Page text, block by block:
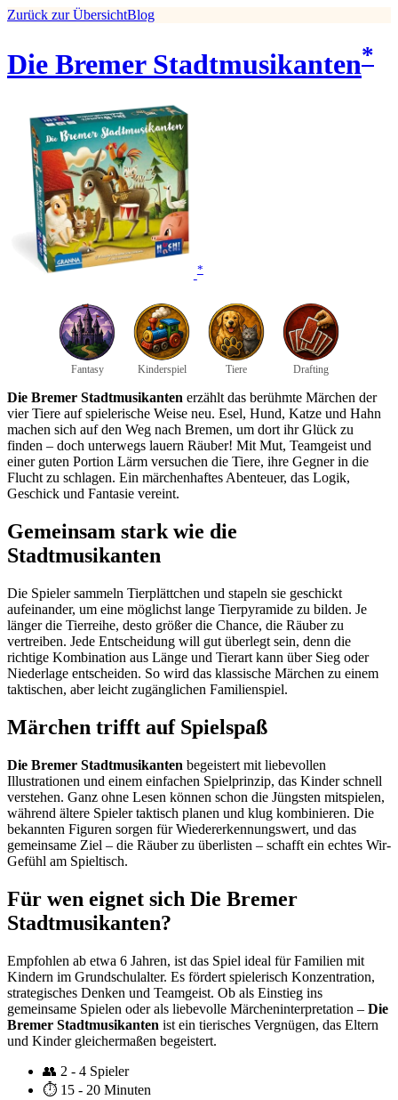
Zurück zur ÜbersichtBlog
Die Bremer Stadtmusikanten*
*
Fantasy Kinderspiel Tiere Drafting
Die Bremer Stadtmusikanten erzählt das berühmte Märchen der
vier Tiere auf spielerische Weise neu. Esel, Hund, Katze und Hahn
machen sich auf den Weg nach Bremen, um dort ihr Glück zu
finden – doch unterwegs lauern Räuber! Mit Mut, Teamgeist und
einer guten Portion Lärm versuchen die Tiere, ihre Gegner in die
Flucht zu schlagen. Ein märchenhaftes Abenteuer, das Logik,
Geschick und Fantasie vereint.
Gemeinsam stark wie die
Stadtmusikanten
Die Spieler sammeln Tierplättchen und stapeln sie geschickt
aufeinander, um eine möglichst lange Tierpyramide zu bilden. Je
länger die Tierreihe, desto größer die Chance, die Räuber zu
vertreiben. Jede Entscheidung will gut überlegt sein, denn die
richtige Kombination aus Länge und Tierart kann über Sieg oder
Niederlage entscheiden. So wird das klassische Märchen zu einem
taktischen, aber leicht zugänglichen Familienspiel.
Märchen trifft auf Spielspaß
Die Bremer Stadtmusikanten begeistert mit liebevollen
Illustrationen und einem einfachen Spielprinzip, das Kinder schnell
verstehen. Ganz ohne Lesen können schon die Jüngsten mitspielen,
während ältere Spieler taktisch planen und klug kombinieren. Die
bekannten Figuren sorgen für Wiedererkennungswert, und das
gemeinsame Ziel – die Räuber zu überlisten – schafft ein echtes Wir-
Gefühl am Spieltisch.
Für wen eignet sich Die Bremer
Stadtmusikanten?
Empfohlen ab etwa 6 Jahren, ist das Spiel ideal für Familien mit
Kindern im Grundschulalter. Es fördert spielerisch Konzentration,
strategisches Denken und Teamgeist. Ob als Einstieg ins
gemeinsame Spielen oder als liebevolle Märcheninterpretation – Die
Bremer Stadtmusikanten ist ein tierisches Vergnügen, das Eltern
und Kinder gleichermaßen begeistert.
👥 2 - 4 Spieler
⏱️ 15 - 20 Minuten